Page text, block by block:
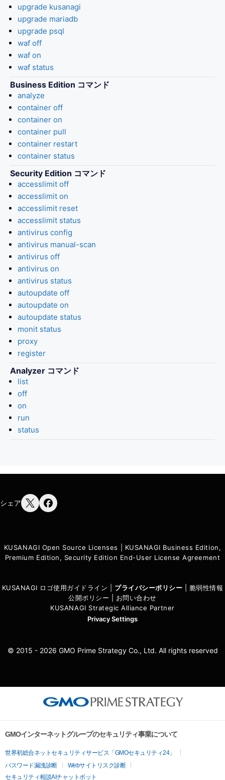
upgrade kusanagi
upgrade mariadb
upgrade psql
waf off
waf on
waf status
Business Edition コマンド
analyze
container off
container on
container pull
container restart
container status
Security Edition コマンド
accesslimit off
accesslimit on
accesslimit reset
accesslimit status
antivirus config
antivirus manual-scan
antivirus off
antivirus on
antivirus status
autoupdate off
autoupdate on
autoupdate status
monit status
proxy
register
Analyzer コマンド
list
off
on
run
status
シェア
KUSANAGI Open Source Licenses
KUSANAGI Business Edition,
Premium Edition, Security Edition End-User License Agreement
KUSANAGI ロゴ使用ガイドライン プライバシーポリシー
脆弱性情報
公開ポリシー
お問い合わせ
KUSANAGI Strategic Alliance Partner
Privacy Settings
© 2015 - 2026 GMO Prime Strategy Co., Ltd. All rights reserved
GMOインターネットグループのセキュリティ事業について
世界初総合ネットセキュリティサービス「GMOセキュリティ24」
パスワード漏洩診断
Webサイトリスク診断
セキュリティ相談AIチャットボット